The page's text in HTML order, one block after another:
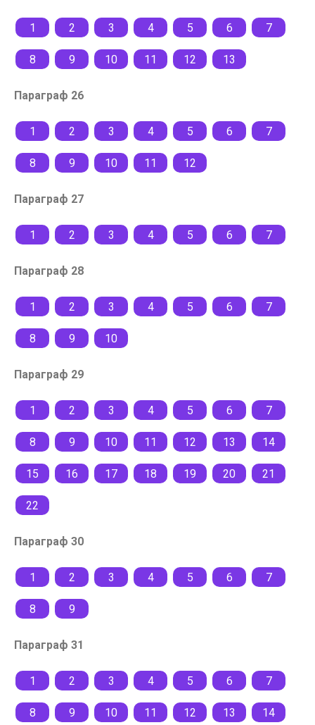
1 2 3 4 5 6 7
8 9 10 11 12 13
Параграф 26
1 2 3 4 5 6 7
8 9 10 11 12
Параграф 27
1 2 3 4 5 6 7
Параграф 28
1 2 3 4 5 6 7
8 9 10
Параграф 29
1 2 3 4 5 6 7
8 9 10 11 12 13 14
15 16 17 18 19 20 21
22
Параграф 30
1 2 3 4 5 6 7
8 9
Параграф 31
1 2 3 4 5 6 7
8 9 10 11 12 13 14